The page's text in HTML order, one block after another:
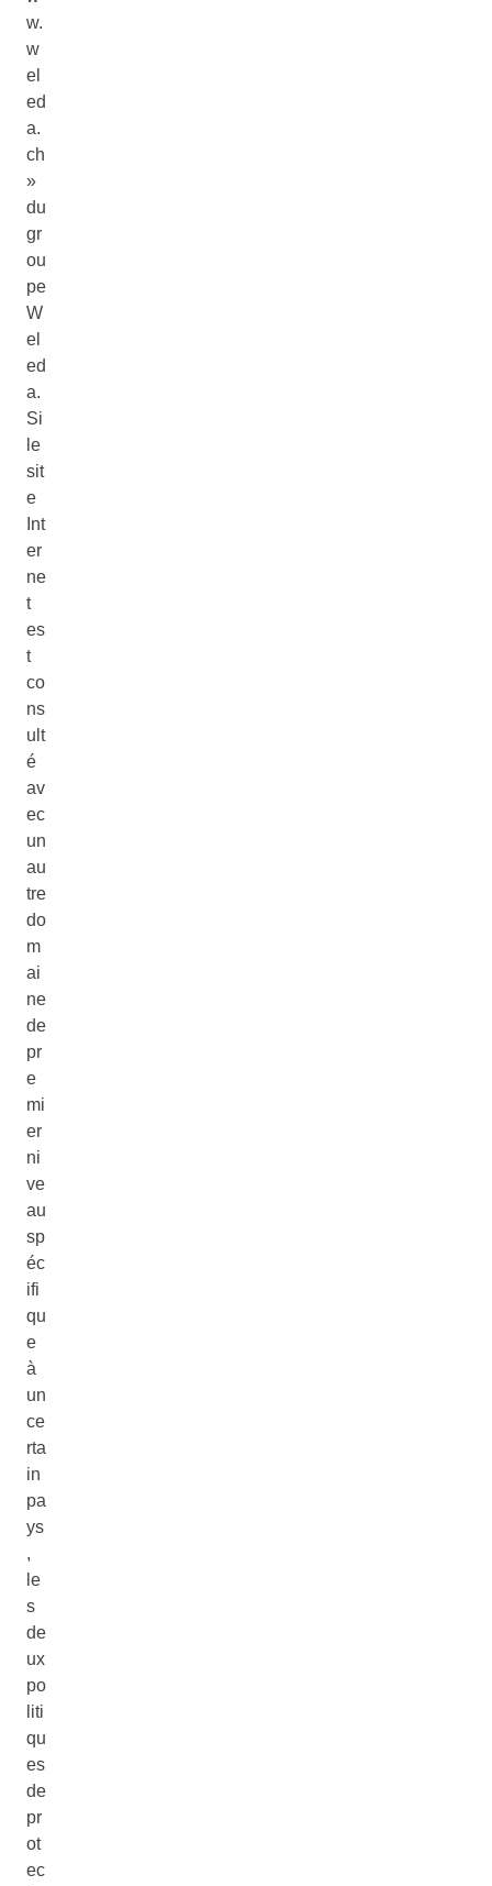
w.
w
el
ed
a.
ch
»
du
gr
ou
pe
W
el
ed
a.
Si
le
sit
e
Int
er
ne
t
es
t
co
ns
ult
é
av
ec
un
au
tre
do
m
ai
ne
de
pr
e
mi
er
ni
ve
au
sp
éc
ifi
qu
e
à
un
ce
rta
in
pa
ys
,
le
s
de
ux
po
liti
qu
es
de
pr
ot
ec